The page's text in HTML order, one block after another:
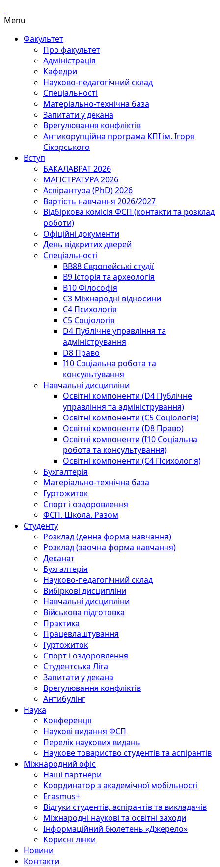
Menu
Факультет
Про факультет
Адміністрація
Кафедри
Науково-педагогічний склад
Спеціальності
Матеріально-технічна база
Запитати у декана
Врегулювання конфліктів
Антикорупційна програма КПІ ім. Ігоря
Сікорського
Вступ
БАКАЛАВРАТ 2026
МАГІСТРАТУРА 2026
Аспірантура (PhD) 2026
Вартість навчання 2026/2027
Відбіркова комісія ФСП (контакти та розклад
роботи)
Офіційні документи
День відкритих дверей
Спеціальності
BВ88 Європейські студії
B9 Історія та археологія
B10 Філософія
C3 Міжнародні відносини
C4 Психологія
С5 Соціологія
D4 Публічне управління та
адміністрування
D8 Право
I10 Соціальна робота та
консультування
Навчальні дисципліни
Освітні компоненти (D4 Публічне
управління та адміністрування)
Освітні компоненти (С5 Соціологія)
Освітні компоненти (D8 Право)
Освітні компоненти (I10 Соціальна
робота та консультування)
Освітні компоненти (С4 Психологія)
Бухгалтерія
Матеріально-технічна база
Гуртожиток
Спорт і оздоровлення
ФСП. Школа. Разом
Студенту
Розклад (денна форма навчання)
Розклад (заочна форма навчання)
Деканат
Бухгалтерія
Науково-педагогічний склад
Вибіркові дисципліни
Навчальні дисципліни
Військова підготовка
Практика
Працевлаштування
Гуртожиток
Спорт і оздоровлення
Студентська Ліга
Запитати у декана
Врегулювання конфліктів
Антибулінг
Наука
Конференції
Наукові видання ФСП
Перелік наукових видань
Наукове товариство студентів та аспірантів
Міжнародний офіс
Наші партнери
Координатор з академічної мобільності
Erasmus+
Відгуки студентів, аспірантів та викладачів
Міжнародні наукові та освітні заходи
Інформаційний бюлетень «Джерело»
Корисні лінки
Новини
Контакти